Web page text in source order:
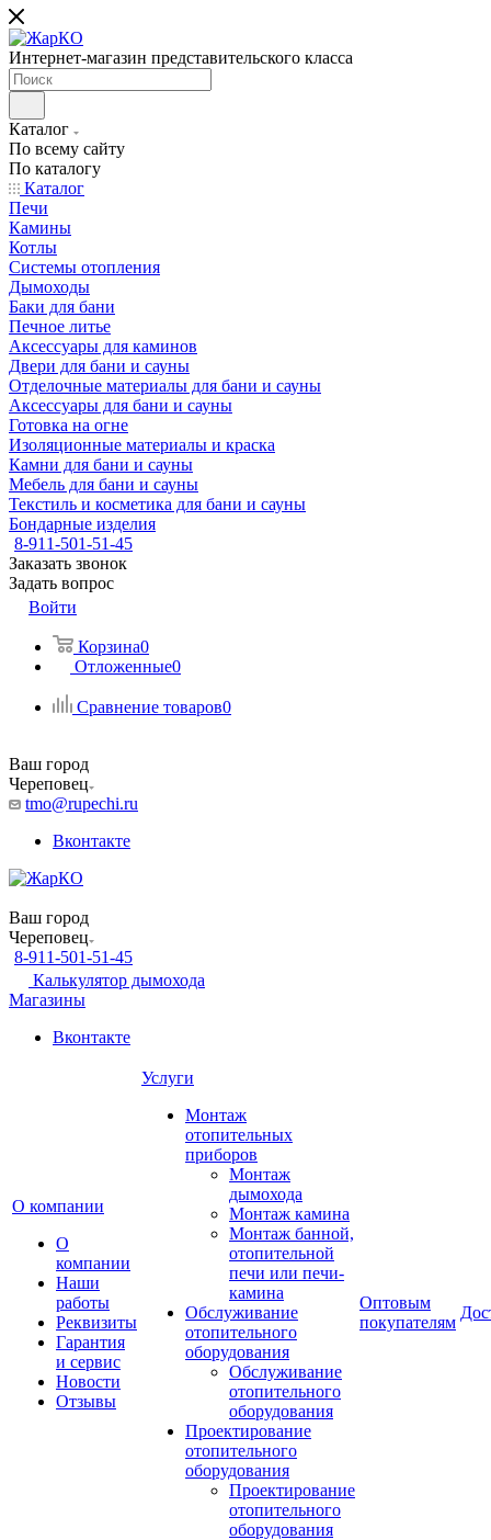
Интернет-магазин представительского класса
Каталог
По всему сайту
По каталогу
Каталог
Печи
Камины
Котлы
Системы отопления
Дымоходы
Баки для бани
Печное литье
Аксессуары для каминов
Двери для бани и сауны
Отделочные материалы для бани и сауны
Аксессуары для бани и сауны
Готовка на огне
Изоляционные материалы и краска
Камни для бани и сауны
Мебель для бани и сауны
Текстиль и косметика для бани и сауны
Бондарные изделия
8-911-501-51-45
Заказать звонок
Задать вопрос
Войти
Корзина0
Отложенные0
Сравнение товаров0
Ваш город
Череповец
tmo@rupechi.ru
Вконтакте
Ваш город
Череповец
8-911-501-51-45
Калькулятор дымохода
Магазины
Вконтакте
О компании
О
компании
Наши
работы
Реквизиты
Гарантия
и сервис
Новости
Отзывы
Услуги
Монтаж
отопительных
приборов
Монтаж
дымохода
Монтаж камина
Монтаж банной,
отопительной
печи или печи-
камина
Обслуживание
отопительного
оборудования
Обслуживание
отопительного
оборудования
Проектирование
отопительного
оборудования
Проектирование
отопительного
оборудования
Оптовым
покупателям